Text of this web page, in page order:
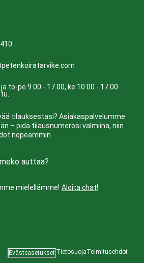
to-pe 9.00 - 17.00, ke 10.00 - 17.00.
tilauksestasi? Asiakaspalvelumme
– pidä tilausnumerosi valmiina, niin
nopeammin.
auttaa?
mielellämme! Aloita chat!
Evästeasetukset TietosuojaToimitusehdot